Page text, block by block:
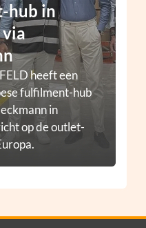
hub in
via
heeft een
fulfilment-hub
in
op de outlet-